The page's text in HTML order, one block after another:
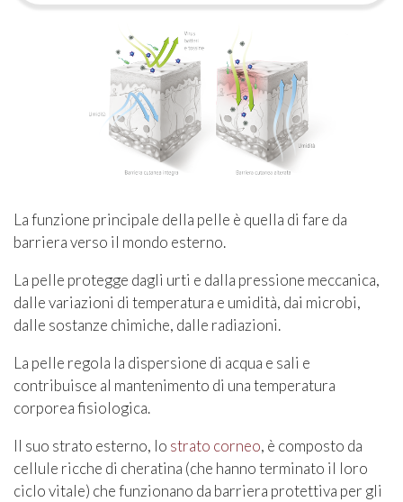
La funzione principale della pelle è quella di fare da
barriera verso il mondo esterno.
La pelle protegge dagli urti e dalla pressione meccanica,
dalle variazioni di temperatura e umidità, dai microbi,
dalle sostanze chimiche, dalle radiazioni.
La pelle regola la dispersione di acqua e sali e
contribuisce al mantenimento di una temperatura
corporea fisiologica.
Il suo strato esterno, lo strato corneo, è composto da
cellule ricche di cheratina (che hanno terminato il loro
ciclo vitale) che funzionano da barriera protettiva per gli